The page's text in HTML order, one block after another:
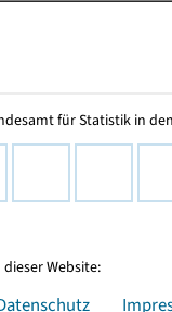
für Statistik in
Website: